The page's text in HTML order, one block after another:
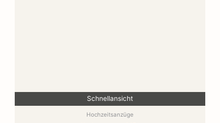
Schnellansicht
Hochzeitsanzüge